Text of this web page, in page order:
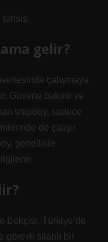
tahsis.
gelir?
çalışmaya
Güverte bakımı ve
shipboy, sadece
de çalışır.
genellikle
Bekçisi, Türkiye’de
görevli silahlı bir